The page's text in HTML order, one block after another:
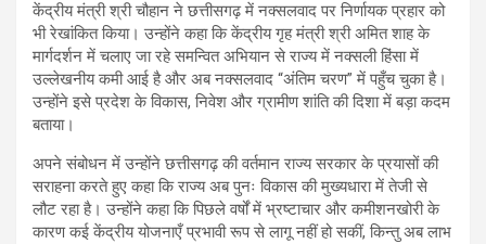
केंद्रीय मंत्री श्री चौहान ने छत्तीसगढ़ में नक्सलवाद पर निर्णायक प्रहार को
भी रेखांकित किया। उन्होंने कहा कि केंद्रीय गृह मंत्री श्री अमित शाह के
मार्गदर्शन में चलाए जा रहे समन्वित अभियान से राज्य में नक्सली हिंसा में
उल्लेखनीय कमी आई है और अब नक्सलवाद “अंतिम चरण” में पहुँच चुका है।
उन्होंने इसे प्रदेश के विकास, निवेश और ग्रामीण शांति की दिशा में बड़ा कदम
बताया।
अपने संबोधन में उन्होंने छत्तीसगढ़ की वर्तमान राज्य सरकार के प्रयासों की
सराहना करते हुए कहा कि राज्य अब पुनः विकास की मुख्यधारा में तेजी से
लौट रहा है। उन्होंने कहा कि पिछले वर्षों में भ्रष्टाचार और कमीशनखोरी के
कारण कई केंद्रीय योजनाएँ प्रभावी रूप से लागू नहीं हो सकीं, किन्तु अब लाभ